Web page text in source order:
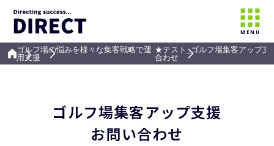
MENU
ゴルフ場の悩みを様々な集客戦略で運
用支援
★テスト_ゴルフ場集客アップ支
合わせ
ゴルフ場集客アップ支援
お問い合わせ